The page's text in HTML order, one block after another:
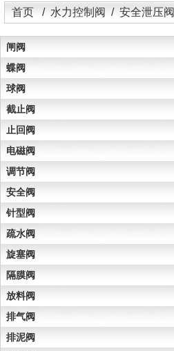
首页 / 水力控制阀 / 安全泄压阀
闸阀
蝶阀
球阀
截止阀
止回阀
电磁阀
调节阀
安全阀
针型阀
疏水阀
旋塞阀
隔膜阀
放料阀
排气阀
排泥阀